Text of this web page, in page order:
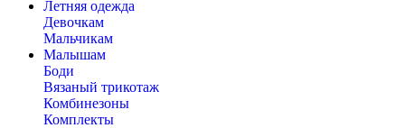
Летняя одежда
Девочкам
Мальчикам
Малышам
Боди
Вязаный трикотаж
Комбинезоны
Комплекты